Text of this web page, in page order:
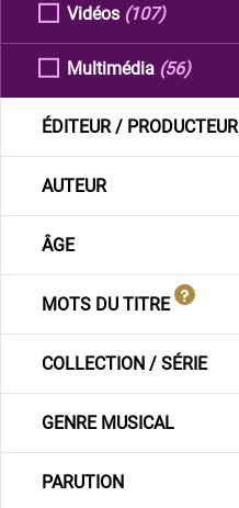
Vidéos (107)
Multimédia (56)
ÉDITEUR / PRODUCTEUR
AUTEUR
ÂGE
MOTS DU TITRE
COLLECTION / SÉRIE
GENRE MUSICAL
PARUTION